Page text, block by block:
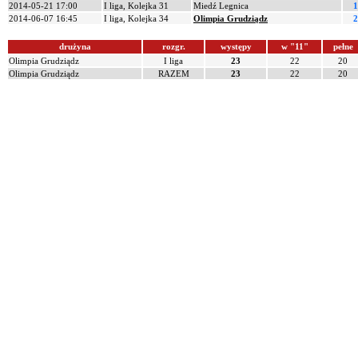
2014-05-21 17:00
I liga, Kolejka 31 Miedź Legnica
2014-06-07 16:45
I liga, Kolejka 34 Olimpia Grudziądz
drużyna rozgr. występy w "11"
pełne
Olimpia Grudziądz
I liga 23 22
20
Olimpia Grudziądz
RAZEM 23 22 20